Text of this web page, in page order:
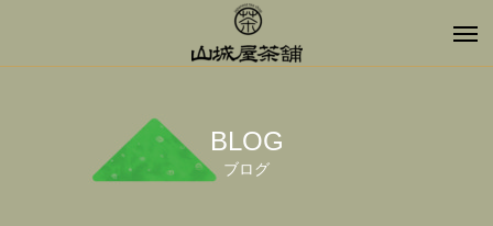
BLOG
ブログ